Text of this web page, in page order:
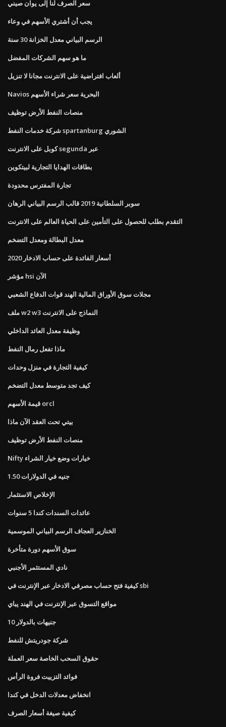
سعر الصرف لنا إلى يوان صيني
يجب أن أشتري الأسهم في وعاء
الرسم البياني معدل الخزانة 30 سنة
ما هو سهم الشركات المفضل
ألعاب افتراضية على الانترنت مجانا لا تنزيل
Navios البحرية سعر شراء الأسهم
منصات النفط الأرض توظيف
شركة خدمات النفط spartanburg الشوري
كوبل على الانترنت segunda عبر
بطاقات الهدايا التجارية لبيتكوين
تجارة المفترس محدودة
سوبر السلطانية 2019 قالب الرسم البياني الرهان
التقدم بطلب للحصول على التأمين على الحياة العالم على الانترنت
معدل البطالة ومعدل التضخم
أسعار الفائدة على حساب الادخار 2020
مؤشر hsi الآن
مجلات سوق الأوراق المالية الهند قوات الدفاع الشعبي
ملف w2 w3 النماذج على الانترنت
وظيفة معدل العائد الداخلي
ماذا تفعل رمال النفط
كيفية التجارة في منزل وحدات
كيف تجد متوسط ​​معدل التضخم
قيمة الأسهم orcl
بيتي تحت العقد الآن ماذا
منصات النفط الأرض توظيف
Nifty خيارات وضع خيار الشراء
1.50 جنيه في الدولارات
الإخلاص الاستثمار
عائدات السندات كندا 5 سنوات
الخنازير العجاف الرسم البياني الموسمية
سوق الأسهم دورة متأخرة
نادي المستثمر الأجنبي
كيفية فتح حساب مصرفي الادخار عبر الإنترنت في sbi
مواقع التسوق عبر الإنترنت في الهند يباي
10 جنيهات بالدولار
شركة جودريتش للنفط
حقوق السحب الخاصة سعر العملة
فوائد التزييت فروة الرأس
انخفاض معدلات الدخل في كندا
كيفية صيغة أسعار الصرف